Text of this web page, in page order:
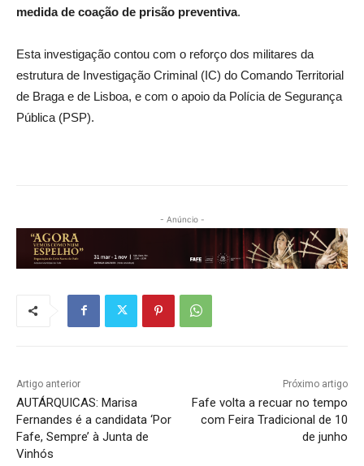
medida de coação de prisão preventiva.
Esta investigação contou com o reforço dos militares da
estrutura de Investigação Criminal (IC) do Comando Territorial
de Braga e de Lisboa, e com o apoio da Polícia de Segurança
Pública (PSP).
- Anúncio -
Artigo anterior
AUTÁRQUICAS: Marisa
Fernandes é a candidata ‘Por
Fafe, Sempre’ à Junta de
Vinhós
Próximo artigo
Fafe volta a recuar no tempo
com Feira Tradicional de 10
de junho